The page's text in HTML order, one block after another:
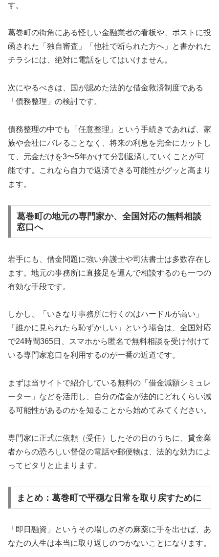
す。
葛巻町の街角にある怪しい金融業者の看板や、ポストに投
函された「独自審査」「他社で断られた方へ」と書かれた
チラシには、絶対に電話をしてはいけません。
次にやるべきは、国が認めた法的な借金救済制度である
「債務整理」の検討です。
債務整理の中でも「任意整理」という手続きであれば、家
族や会社にバレることなく、将来の利息を完全にカットし
て、元金だけを3〜5年かけて分割返済していくことが可
能です。これなら自力で返済できる可能性がグッと高まり
ます。
葛巻町の地元の専門家か、全国対応の無料相談
窓口へ
岩手にも、借金問題に強い弁護士や司法書士は多数存在し
ます。地元の事務所に直接足を運んで相談するのも一つの
有効な手段です。
しかし、「いきなり事務所に行くのはハードルが高い」
「誰かに見られたら恥ずかしい」という場合は、全国対応
で24時間365日、スマホから匿名で無料相談を受け付けて
いる専門家窓口を利用するのが一番の近道です。
まずは当サイトで紹介している無料の「借金減額シミュレ
ーター」などを活用し、自分の借金が法的にどれくらい減
る可能性があるのかを知ることから始めてみてください。
専門家に正式に依頼（受任）したその日のうちに、貸金業
者からの恐ろしい督促の電話や郵便物は、法的な効力によ
ってピタリと止まります。
まとめ：葛巻町で平穏な日常を取り戻すために
「即日融資」というその場しのぎの麻薬に手を出せば、あ
なたの人生は本当に取り返しのつかないことになります。